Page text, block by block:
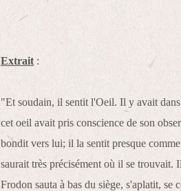
Extrait :
"Et soudain, il sentit l'Oeil. Il y avait
cet oeil avait pris conscience de son
bondit vers lui; il la sentit presque
saurait très précisément où il se
Frodon sauta à bas du siège, s'aplatit,